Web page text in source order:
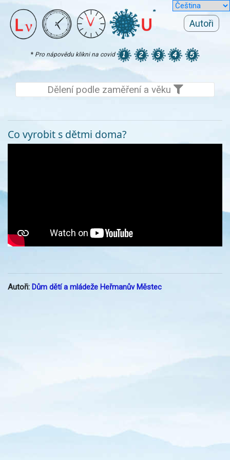
Autoři
* Pro nápovědu klikni na covid
Dělení podle zaměření a věku
Co vyrobit s dětmi doma?
Autoři: Dům dětí a mládeže Heřmanův Městec